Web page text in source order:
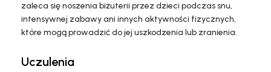
zaleca się noszenia biżuterii przez dzieci podczas snu,
intensywnej zabawy ani innych aktywności fizycznych,
które mogą prowadzić do jej uszkodzenia lub zranienia.
Uczulenia